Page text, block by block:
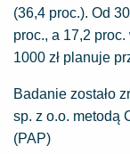
(36,4 proc.). Od
proc., a 17,2
1000 zł planuje
Badanie zostało
sp. z o.o. metodą
(PAP)